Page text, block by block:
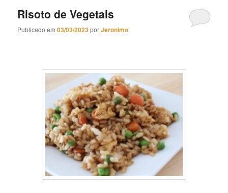
Risoto de Vegetais
Publicado em03/03/2023porJeronimo